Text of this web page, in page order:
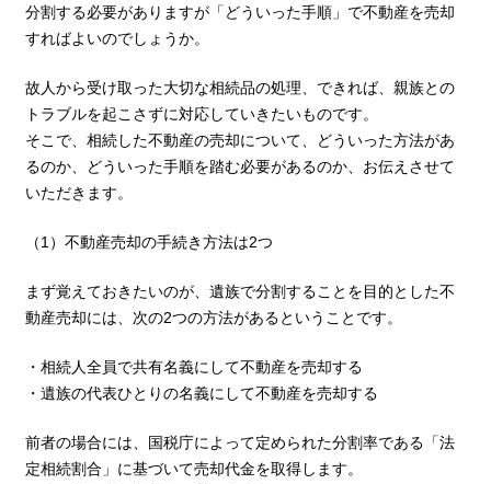
分割する必要がありますが「どういった手順」で不動産を売却
すればよいのでしょうか。
故人から受け取った大切な相続品の処理、できれば、親族との
トラブルを起こさずに対応していきたいものです。
そこで、相続した不動産の売却について、どういった方法があ
るのか、どういった手順を踏む必要があるのか、お伝えさせて
いただきます。
（1）不動産売却の手続き方法は2つ
まず覚えておきたいのが、遺族で分割することを目的とした不
動産売却には、次の2つの方法があるということです。
・相続人全員で共有名義にして不動産を売却する
・遺族の代表ひとりの名義にして不動産を売却する
前者の場合には、国税庁によって定められた分割率である「法
定相続割合」に基づいて売却代金を取得します。